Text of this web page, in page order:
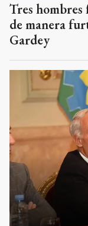
Tres
de manera
Gardey